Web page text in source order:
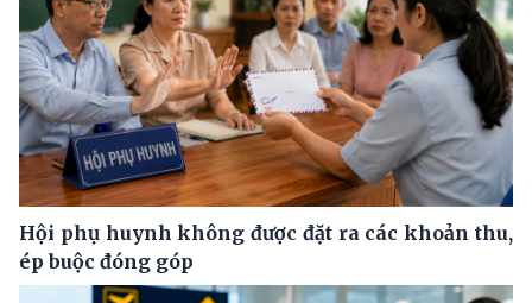
Hội phụ huynh không được đặt ra các khoản thu,
ép buộc đóng góp